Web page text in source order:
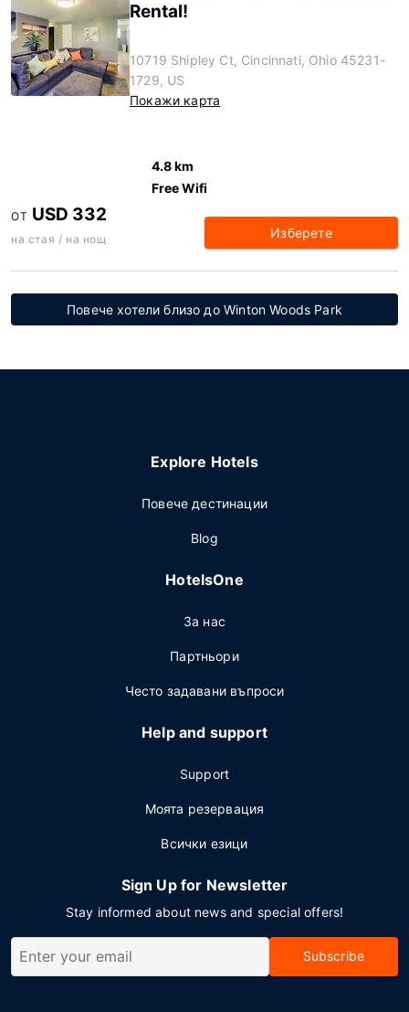
Rental!
10719 Shipley Ct, Cincinnati, Ohio 45231-
1729, US
Покажи карта
4.8 km
Free Wifi
ОТ USD 332
на стая / на нощ Изберете
Повече хотели близо до Winton Woods Park
Explore Hotels
Повече дестинации
Blog
HotelsOne
За нас
Партньори
Често задавани въпроси
Help and support
Support
Моята резервация
Всички езици
Sign Up for Newsletter
Stay informed about news and special offers!
Subscribe